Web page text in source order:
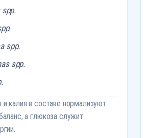
spp.
spp.
spp.
калия в составе нормализуют
а глюкоза служит